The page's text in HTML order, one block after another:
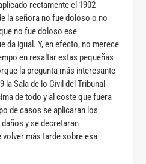
rectamente el 1902
la señora no fue doloso o no
no fue doloso ese
da igual. Y, en efecto, no merece
en resaltar estas pequeñas
la pregunta más interesante
la Sala de lo Civil del Tribunal
de todo y al coste que fuera
de casos se aplicaran los
y se decretaran
más tarde sobre esa